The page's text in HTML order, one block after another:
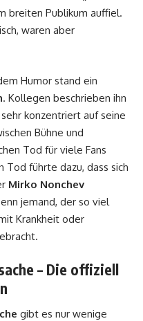
breiten Publikum auffiel.
waren aber
Humor stand ein
. Kollegen beschrieben ihn
konzentriert auf seine
Bühne und
Tod für viele Fans
Tod führte dazu, dass sich
Mirko Nonchev
jemand, der so viel
Krankheit oder
– Die offiziell
gibt es nur wenige